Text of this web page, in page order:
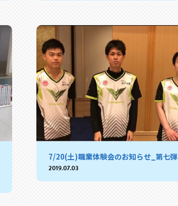
7/20(土)職業体験会のお知らせ_第七弾
2019.07.03